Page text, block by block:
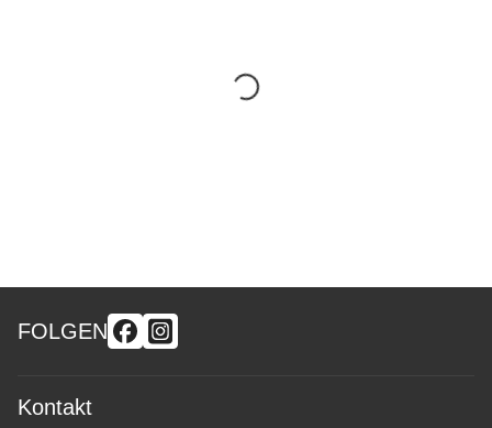
FOLGEN
Kontakt